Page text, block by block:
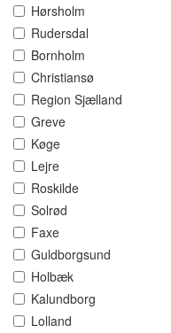
Hørsholm
Rudersdal
Bornholm
Christiansø
Region Sjælland
Greve
Køge
Lejre
Roskilde
Solrød
Faxe
Guldborgsund
Holbæk
Kalundborg
Lolland